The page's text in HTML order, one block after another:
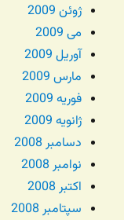
ژوئن 2009
می 2009
آوریل 2009
مارس 2009
فوریه 2009
ژانویه 2009
دسامبر 2008
نوامبر 2008
اکتبر 2008
سپتامبر 2008